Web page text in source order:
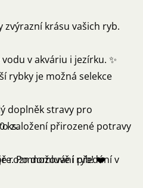
krásu vašich ryb.
v akváriu i jezírku. ✨
rybky je možná selekce
doplněk stravy pro
založení přirozené potravy
rozmnožování ryb! ❤️
ks.
Po domluvě i předání v